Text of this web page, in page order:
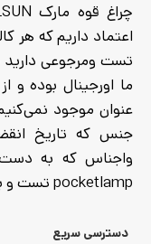
تست ومرجوعی
عنوان موجود
جنس که تاریخ
واجناس که به
pocketlamp تست و برسی میشه ...
دسترسی سریع